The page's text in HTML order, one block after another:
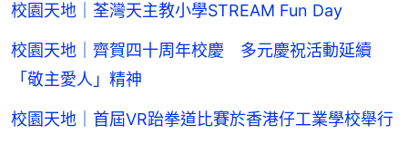
校園天地｜荃灣天主教小學STREAM Fun Day
校園天地｜齊賀四十周年校慶 多元慶祝活動延續
「敬主愛人」精神
校園天地｜首屆VR跆拳道比賽於香港仔工業學校舉行